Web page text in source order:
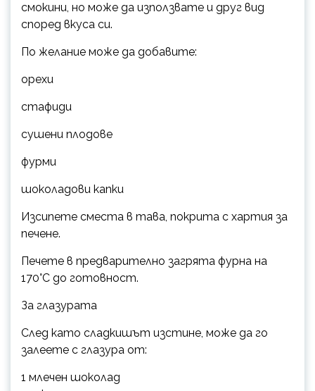
смокини, но може да използвате и друг вид
според вкуса си.
По желание може да добавите:
орехи
стафиди
сушени плодове
фурми
шоколадови капки
Изсипете сместа в тава, покрита с хартия за
печене.
Печете в предварително загрята фурна на
170°C до готовност.
За глазурата
След като сладкишът изстине, може да го
залеете с глазура от:
1 млечен шоколад